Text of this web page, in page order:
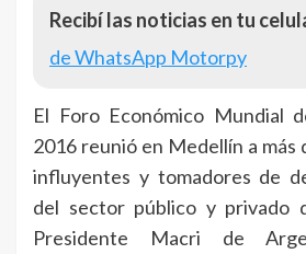
Recibí las noticias en tu
de WhatsApp Motorpy
El Foro Económico Mundial
2016 reunió en Medellín a más
influyentes y tomadores de
del sector público y privado
Presidente Macri de